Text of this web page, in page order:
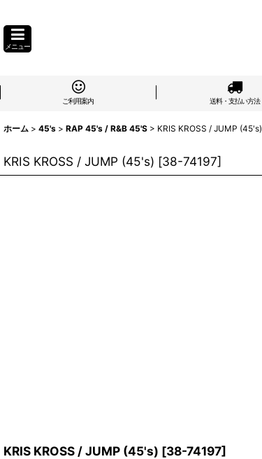
メニュー
ご利用案内 送料・支払い方法
ホーム > 45's > RAP 45's / R&B 45'S > KRIS KROSS / JUMP (45's)
KRIS KROSS / JUMP (45's) [38-74197]
KRIS KROSS / JUMP (45's) [38-74197]